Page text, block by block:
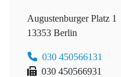
Augustenburger Platz 1
13353 Berlin
030 450566131
030 450566931